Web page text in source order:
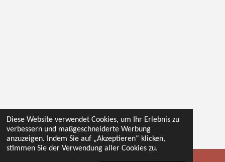
Diese Website verwendet Cookies, um Ihr Erlebnis zu
verbessern und maßgeschneiderte Werbung
anzuzeigen. Indem Sie auf „Akzeptieren“ klicken,
stimmen Sie der Verwendung aller Cookies zu.